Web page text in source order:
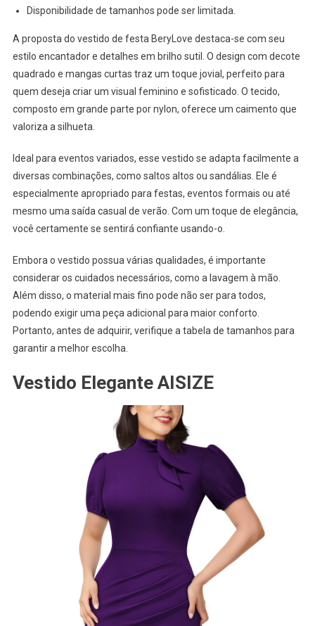
Disponibilidade de tamanhos pode ser limitada.
A proposta do vestido de festa BeryLove destaca-se com seu
estilo encantador e detalhes em brilho sutil. O design com decote
quadrado e mangas curtas traz um toque jovial, perfeito para
quem deseja criar um visual feminino e sofisticado. O tecido,
composto em grande parte por nylon, oferece um caimento que
valoriza a silhueta.
Ideal para eventos variados, esse vestido se adapta facilmente a
diversas combinações, como saltos altos ou sandálias. Ele é
especialmente apropriado para festas, eventos formais ou até
mesmo uma saída casual de verão. Com um toque de elegância,
você certamente se sentirá confiante usando-o.
Embora o vestido possua várias qualidades, é importante
considerar os cuidados necessários, como a lavagem à mão.
Além disso, o material mais fino pode não ser para todos,
podendo exigir uma peça adicional para maior conforto.
Portanto, antes de adquirir, verifique a tabela de tamanhos para
garantir a melhor escolha.
Vestido Elegante AISIZE